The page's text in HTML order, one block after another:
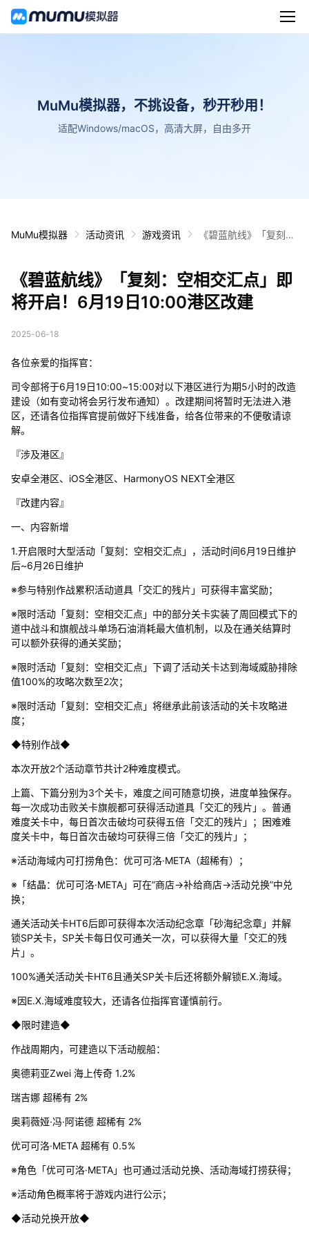
MuMu模拟器，不挑设备，秒开秒用！
适配Windows/macOS，高清大屏，自由多开
MuMu模拟器 活动资讯 游戏资讯
《碧蓝航线》「复刻：
区改建
《碧蓝航线》「复刻：空相交汇点」即
将开启！6月19日10:00港区改建
2025-06-18
各位亲爱的指挥官：
司令部将于6月19日10:00~15:00对以下港区进行为期5小时的改造
建设（如有变动将会另行发布通知）。改建期间将暂时无法进入港
区，还请各位指挥官提前做好下线准备，给各位带来的不便敬请谅
解。
『涉及港区』
安卓全港区、iOS全港区、HarmonyOS NEXT全港区
『改建内容』
一、内容新增
1.开启限时大型活动「复刻：空相交汇点」，活动时间6月19日维护
后~6月26日维护
※参与特别作战累积活动道具「交汇的残片」可获得丰富奖励；
※限时活动「复刻：空相交汇点」中的部分关卡实装了周回模式下的
道中战斗和旗舰战斗单场石油消耗最大值机制，以及在通关结算时
可以额外获得的通关奖励；
※限时活动「复刻：空相交汇点」下调了活动关卡达到海域威胁排除
值100%的攻略次数至2次；
※限时活动「复刻：空相交汇点」将继承此前该活动的关卡攻略进
度；
◆特别作战◆
本次开放2个活动章节共计2种难度模式。
上篇、下篇分别为3个关卡，难度之间可随意切换，进度单独保存。
每一次成功击败关卡旗舰都可获得活动道具「交汇的残片」。普通
难度关卡中，每日首次击破均可获得五倍「交汇的残片」；困难难
度关卡中，每日首次击破均可获得三倍「交汇的残片」；
※活动海域内可打捞角色：优可可洛·META（超稀有）；
※「结晶：优可可洛·META」可在“商店→补给商店→活动兑换”中兑
换；
通关活动关卡HT6后即可获得本次活动纪念章「砂海纪念章」并解
锁SP关卡，SP关卡每日仅可通关一次，可以获得大量「交汇的残
片」。
100%通关活动关卡HT6且通关SP关卡后还将额外解锁E.X.海域。
※因E.X.海域难度较大，还请各位指挥官谨慎前行。
◆限时建造◆
作战周期内，可建造以下活动舰船：
奥德莉亚Zwei 海上传奇 1.2%
瑞吉娜 超稀有 2%
奥莉薇娅·冯·阿诺德 超稀有 2%
优可可洛·META 超稀有 0.5%
※角色「优可可洛·META」也可通过活动兑换、活动海域打捞获得；
※活动角色概率将于游戏内进行公示；
◆活动兑换开放◆